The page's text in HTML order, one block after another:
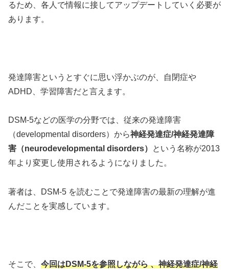
るため、各人で情報に接してアップデートしていく必要が
あります。
発達障害というとすぐに思い浮かぶのが、自閉症や
ADHD、学習障害だと言えます。
DSM-5などの医学の分野では、従来の発達障害
（developmental disorders）から神経発達症/神経発達障
害（neurodevelopmental disorders）
という名称が2013
年より変更し使用されるようになりました。
著者は、DSM-5 を読むことで発達障害の最新の理解が進
んだことを実感しています。
そこで、 今回はDSM-5を参照しながら 、神経発達症/神経